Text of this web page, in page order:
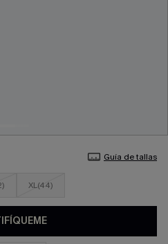
Guía de tallas
XL(44)